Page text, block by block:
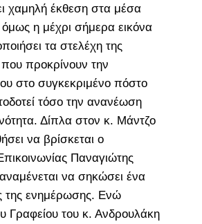
χαμηλή έκθεση στα μέσα
η μέχρι σήμερα εικόνα
τα στελέχη της
που προκρίνουν την
στο συγκεκριμένο πόστο
τόσο την ανανέωση
Δίπλα στον κ. Μάντζο
να βρίσκεται ο
Παναγιώτης
να σηκώσει ένα
της ενημέρωσης. Ενώ
Γραφείου του κ. Ανδρουλάκη